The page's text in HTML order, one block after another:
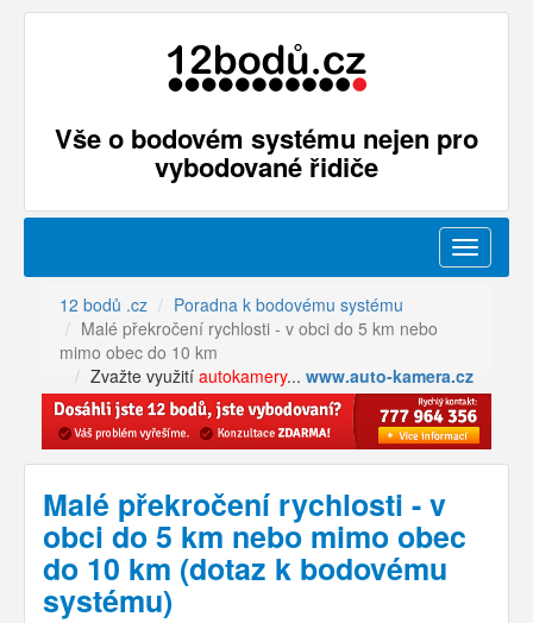
Vše o bodovém systému nejen pro
vybodované řidiče
Menu
12 bodů .cz
Poradna k bodovému systému
Malé překročení rychlosti - v obci do 5 km nebo
mimo obec do 10 km
Zvažte využití autokamery... www.auto-kamera.cz
Malé překročení rychlosti - v
obci do 5 km nebo mimo obec
do 10 km (dotaz k bodovému
systému)